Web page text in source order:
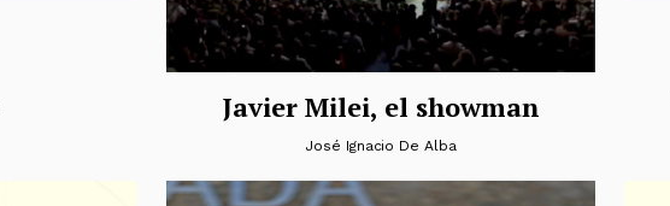
Javier Milei, el showman
José Ignacio De Alba